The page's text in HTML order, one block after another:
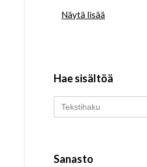
Näytä lisää
Hae sisältöä
Search
for:
Sanasto